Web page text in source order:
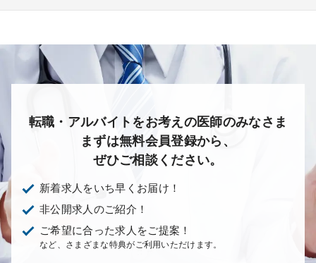
放射線科 救命救急科 病理科 その他
転職・アルバイトをお考えの医師のみなさま
まずは無料会員登録から、
ぜひご相談ください。
新着求人をいち早くお届け！
非公開求人のご紹介！
ご希望に合った求人をご提案！
など、さまざまな特典がご利用いただけます。